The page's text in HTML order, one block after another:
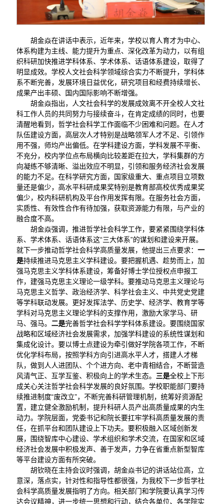
胡金焱在讲话中表示，近年来，学校以育人育才为中心、
体系构建为主线、能力提升为重点、深化改革为动力，以有组
织科研加快推进学科体系、学术体系、话语体系建设，取得了
明显成效。学校人文社会科学领域综合实力不断提升，学科体
系不断完善，发展环境日益优化，研究项目和经费持续增长、
成果产出丰硕、国内国际影响不断增强。
胡金焱指出，人文社会科学的发展成效离不开全校人文社
科工作人员的共同努力与接续奋斗，在肯定成绩的同时，也要
清醒地看到，哲学社会科学工作面临不少困难和问题。在人才
队伍建设方面，高层次人才特别是战略领军人才不足、引领作
用不强，师均产出偏低。在学科建设方面，学科发展不平衡、
不充分，校内学位点布局横向比较差距在拉大，学科集群的方
向凝练不够清晰、溢出效应不明显，引领和服务经济社会发展
的能力不足。在科学研究方面，国家级重大、重点项目立项数
量还是偏少，高水平科研成果奖特别是教育部高校优秀成果奖
偏少，校内科研机构及平台作用发挥有限。在服务社会方面，
实质性、有效性合作有待加强，获取资源能力有限，与产业的
融合度不高。
胡金焱强调，推进哲学社会科学工作，要紧紧围绕学科体
系、学术体系、话语体系这“三大体系”的谋划和建设来开展。
就下一步推动哲学社会科学高质量发展，他提出三点要求： 一
是持续推进马克思主义学科建设。要把握机遇、趁势而上，加
强马克思主义学科体系建设，筹备好博士学位授权点申报工
作，建强马克思主义理论一级学科。要推动马克思主义理论与
马克思主义哲学、政治经济学、科学社会主义、中共党史党建
等学科联动发展。更好发挥法学、历史学、经济学、教育学等
学科对马克思主义理论学科的支撑作用，激励大家学马、研
马、强马。 二是完善哲学社会科学学科体系建设。要围绕国家
战略和区域经济社会发展需求，加强学科建设的系统性谋划和
集成化设计。要以博士点建设为牵引做好学院各项工作，不断
优化学科布局，按照学科方向引进高水平人才，搭建人才梯
队，做到人人进团队、个个进方向、老中青相结合，不断营造
风清气正、互学互鉴、积极向上的学术生态。 三是全校上下形
成关心关注哲学社会科学发展的良好氛围。学校职能部门要持
续推进制度“废改立”，不断完善科研管理机制，统筹好资源配
置，建立健全激励机制，提升科研人员产出高质量成果的内生
动力。学院层面，党委书记和院长要扛牢学科高质量发展的责
任，在抓平台和团队建设上下功夫。要积极融入区域创新发
展，围绕智库中心建设、学术组织和学术交流，在国家和区域
经济社会发展中积极发声、善于发声，力争在省重点新型智库
等平台建设方面有所突破。
胡钦晓在主持会议时强调，胡金焱书记的讲话站位高，立
意深，落点实，针对性和指导性都很强，为我校下一步哲学社
会科学高质量发展指明了方向。相关部门和学院要认真学习传
达会议精神，进一步统一思想和行动，结合各单位、各学院实